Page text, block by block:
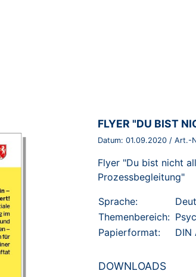
BROSCHÜRE:
FLYER "DU BIST
Datum: 01.09.2020 / Art.-
Flyer "Du bist nicht
Prozessbegleitung"
Sprache:
Themenbereich:
Papierformat:
DIN
DOWNLOADS